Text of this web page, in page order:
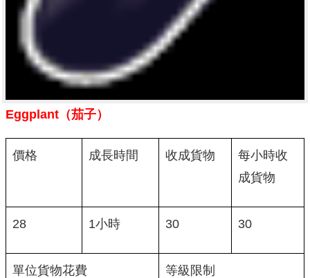
Eggplant（茄子）
價格 成長時間 收成貨物
每小時收
成貨物
28 1小時 30 30
單位貨物花費 等級限制